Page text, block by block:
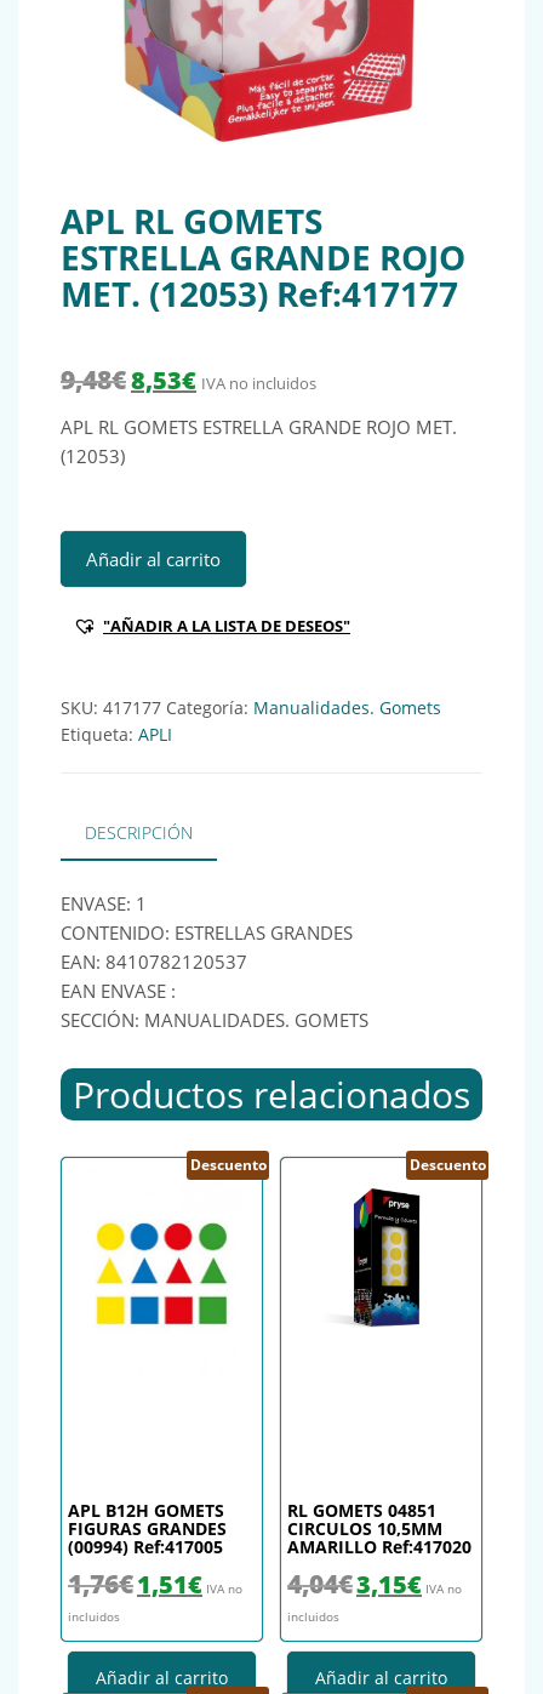
APL RL GOMETS
ESTRELLA GRANDE ROJO
MET. (12053) Ref:417177
9,48€ El precio original era: 9,48€.
8,53€El precio actual es: 8,53€.
IVA no incluidos
APL RL GOMETS ESTRELLA GRANDE ROJO MET.
(12053)
APL RL GOMETS ESTRELLA GRANDE ROJO MET. (12053)
Añadir al carrito
"AÑADIR A LA LISTA DE DESEOS"
SKU: 417177 Categoría: Manualidades. Gomets
Etiqueta: APLI
DESCRIPCIÓN
ENVASE: 1
CONTENIDO: ESTRELLAS GRANDES
EAN: 8410782120537
EAN ENVASE :
SECCIÓN: MANUALIDADES. GOMETS
Productos relacionados
Descuento
APL B12H GOMETS
FIGURAS GRANDES
(00994) Ref:417005
1,76€ El precio original era: 1,76€.
1,51€El precio actual es: 1,51€.
IVA no
incluidos
Añadir al carrito
Descuento
RL GOMETS 04851
CIRCULOS 10,5MM
AMARILLO Ref:417020
4,04€ El precio original era: 4,04€.
3,15€El precio actual
IVA no
incluidos
Añadir al carrito